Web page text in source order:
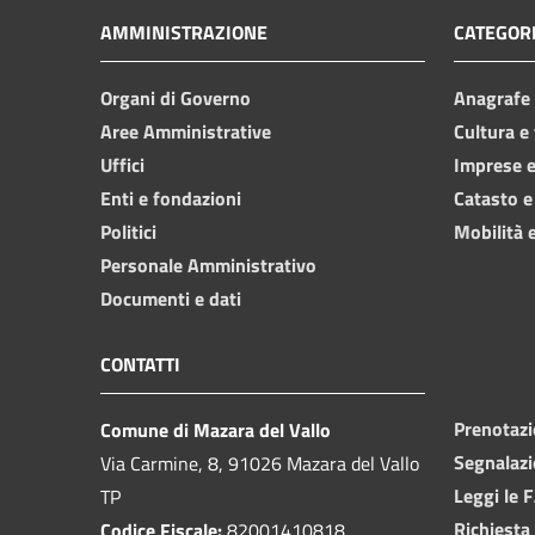
AMMINISTRAZIONE
Organi di Governo
Aree Amministrative
Uffici
Enti e fondazioni
Politici
Personale Amministrativo
Documenti e dati
Cultura
Imprese
Catasto
Mobilità
CONTATTI
Comune di Mazara del Vallo
Via Carmine, 8, 91026 Mazara del Vallo
TP
Leggi le